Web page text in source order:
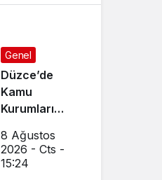
Genel
Düzce’de
Kamu
Kurumları
Birliği
Toplantısı
8 Ağustos
2026 - Cts -
15:24